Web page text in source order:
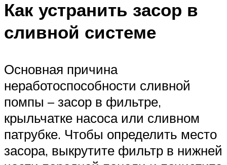
Как устранить засор в
сливной системе
Основная причина
неработоспособности сливной
помпы – засор в фильтре,
крыльчатке насоса или сливном
патрубке. Чтобы определить место
засора, выкрутите фильтр в нижней